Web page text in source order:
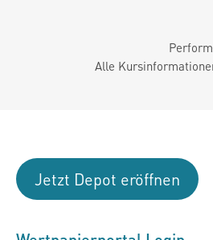
Alle
Jetzt Depot eröffnen